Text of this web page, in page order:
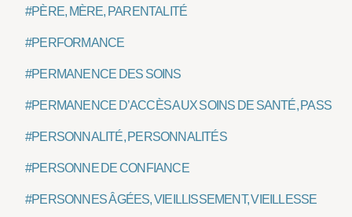
#PÈRE, MÈRE, PARENTALITÉ
#PERFORMANCE
#PERMANENCE DES SOINS
#PERMANENCE D’ACCÈS AUX SOINS DE SANTÉ, PASS
#PERSONNALITÉ, PERSONNALITÉS
#PERSONNE DE CONFIANCE
#PERSONNES ÂGÉES, VIEILLISSEMENT, VIEILLESSE